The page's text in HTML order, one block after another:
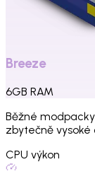
Breeze
6GB RAM
Běžné
zbytečně vysoké
CPU výkon